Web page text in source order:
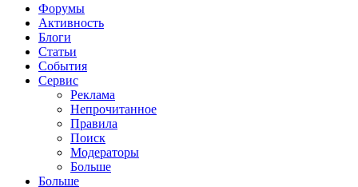
Форумы
Активность
Блоги
Статьи
События
Сервис
Реклама
Непрочитанное
Правила
Поиск
Модераторы
Больше
Больше